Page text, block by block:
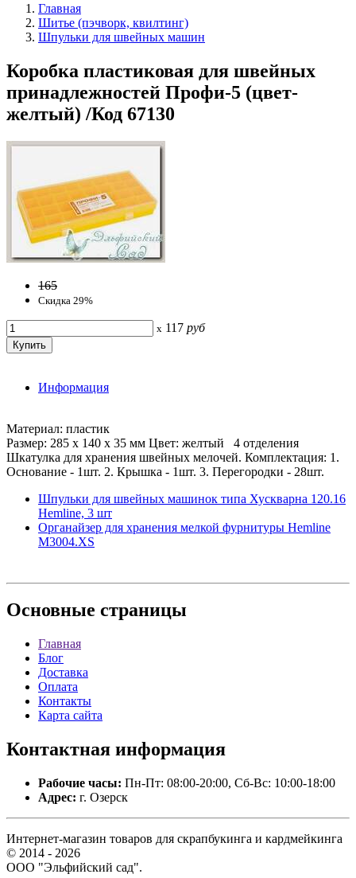
Главная
Шитье (пэчворк, квилтинг)
Шпульки для швейных машин
Коробка пластиковая для швейных
принадлежностей Профи-5 (цвет-
желтый) /Код 67130
165
Скидка 29%
x 117 руб
Информация
Материал: пластик
Размер: 285 х 140 х 35 мм Цвет: желтый 4 отделения
Шкатулка для хранения швейных мелочей. Комплектация: 1.
Основание - 1шт. 2. Крышка - 1шт. 3. Перегородки - 28шт.
Шпульки для швейных машинок типа Хускварна 120.16
Hemline, 3 шт
Органайзер для хранения мелкой фурнитуры Hemline
M3004.XS
Основные страницы
Главная
Блог
Доставка
Оплата
Контакты
Карта сайта
Контактная информация
Рабочие часы: Пн-Пт: 08:00-20:00, Сб-Вс: 10:00-18:00
Адрес: г. Озерск
Интернет-магазин товаров для скрапбукинга и кардмейкинга
© 2014 - 2026
ООО "Эльфийский сад".